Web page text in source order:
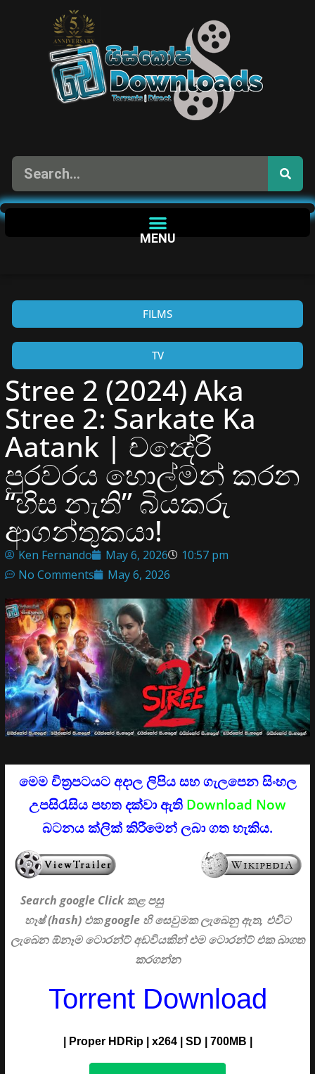
MENU
FILMS
TV
Stree 2 (2024) Aka
Stree 2: Sarkate Ka
Aatank | චන්‍දේරි
පුරවරය හොල්මන් කරන
“හිස නැති” බියකරු
ආගන්තුකයා!
Ken Fernando May 6, 2026
10:57 pm
No Comments
May 6, 2026
මෙම චිත්‍රපටයට අදාල ලිපිය සහ ගැලපෙන සිංහල
උපසිරැසිය පහත දක්වා ඇති Download Now
බටනය ක්ලික් කිරීමෙන් ලබා ගත හැකිය.
Search google Clickකළ පසු
හෑෂ් (hash) එක google හි සෙවුමක ලැබෙනු ඇත, එවිට
ලැබෙන ඕනෑම ටොරන්ට් අඩවියකින් එම ටොරන්ට් එක බාගත
කරගන්න
Torrent Download
| Proper HDRip | x264 | SD | 700MB |